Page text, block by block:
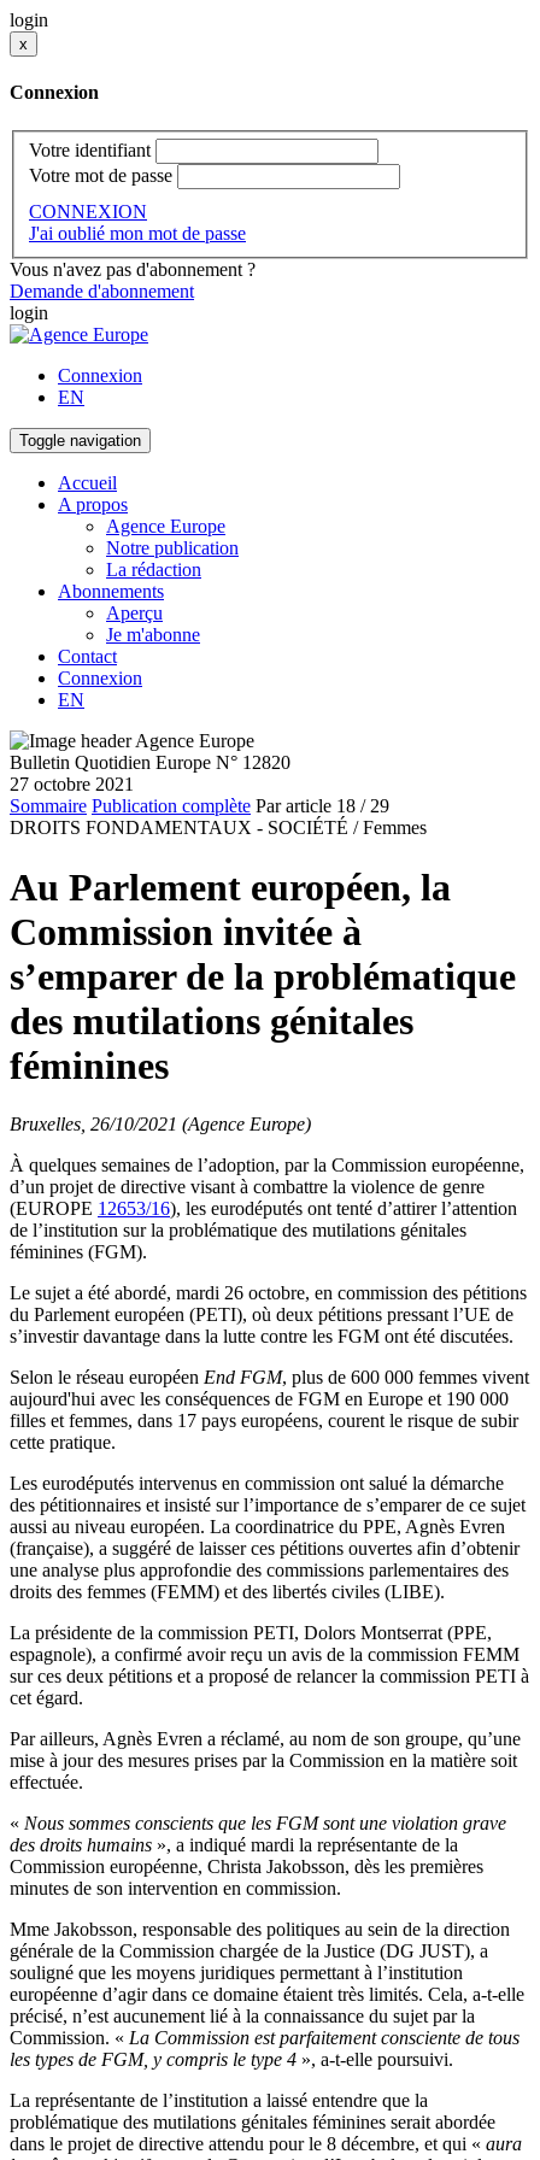
login
x
Connexion
Votre identifiant
Votre mot de passe
CONNEXION
J'ai oublié mon mot de passe
Vous n'avez pas d'abonnement ?
Demande d'abonnement
login
Connexion
EN
Toggle navigation
Accueil
A propos
Agence Europe
Notre publication
La rédaction
Abonnements
Aperçu
Je m'abonne
Contact
Connexion
EN
Bulletin Quotidien Europe N° 12820
27 octobre 2021
Sommaire Publication complète Par article 18 / 29
DROITS FONDAMENTAUX - SOCIÉTÉ / Femmes
Au Parlement européen, la
Commission invitée à
s’emparer de la problématique
des mutilations génitales
féminines
Bruxelles, 26/10/2021 (Agence Europe)
À quelques semaines de l’adoption, par la Commission européenne,
d’un projet de directive visant à combattre la violence de genre
(EUROPE 12653/16), les eurodéputés ont tenté d’attirer l’attention
de l’institution sur la problématique des mutilations génitales
féminines (FGM).
Le sujet a été abordé, mardi 26 octobre, en commission des pétitions
du Parlement européen (PETI), où deux pétitions pressant l’UE de
s’investir davantage dans la lutte contre les FGM ont été discutées.
Selon le réseau européen End FGM, plus de 600 000 femmes vivent
aujourd'hui avec les conséquences de FGM en Europe et 190 000
filles et femmes, dans 17 pays européens, courent le risque de subir
cette pratique.
Les eurodéputés intervenus en commission ont salué la démarche
des pétitionnaires et insisté sur l’importance de s’emparer de ce sujet
aussi au niveau européen. La coordinatrice du PPE, Agnès Evren
(française), a suggéré de laisser ces pétitions ouvertes afin d’obtenir
une analyse plus approfondie des commissions parlementaires des
droits des femmes (FEMM) et des libertés civiles (LIBE).
La présidente de la commission PETI, Dolors Montserrat (PPE,
espagnole), a confirmé avoir reçu un avis de la commission FEMM
sur ces deux pétitions et a proposé de relancer la commission PETI à
cet égard.
Par ailleurs, Agnès Evren a réclamé, au nom de son groupe, qu’une
mise à jour des mesures prises par la Commission en la matière soit
effectuée.
« Nous sommes conscients que les FGM sont une violation grave
des droits humains », a indiqué mardi la représentante de la
Commission européenne, Christa Jakobsson, dès les premières
minutes de son intervention en commission.
Mme Jakobsson, responsable des politiques au sein de la direction
générale de la Commission chargée de la Justice (DG JUST), a
souligné que les moyens juridiques permettant à l’institution
européenne d’agir dans ce domaine étaient très limités. Cela, a-t-elle
précisé, n’est aucunement lié à la connaissance du sujet par la
Commission. « La Commission est parfaitement consciente de tous
les types de FGM, y compris le type 4 », a-t-elle poursuivi.
La représentante de l’institution a laissé entendre que la
problématique des mutilations génitales féminines serait abordée
dans le projet de directive attendu pour le 8 décembre, et qui « aura